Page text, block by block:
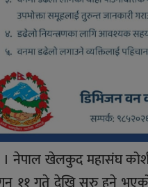
। नेपाल खेलकुद महासंघ कोशी